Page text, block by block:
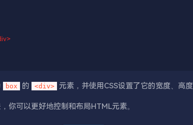
>
box 的 <div> 元素，并使用CSS设置了它的宽度、高
你可以更好地控制和布局HTML元素。